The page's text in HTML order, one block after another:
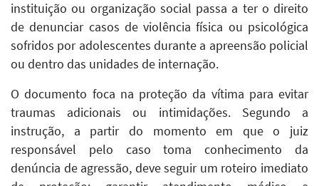
instituição ou organização social passa a ter o direito
de denunciar casos de violência física ou psicológica
sofridos por adolescentes durante a apreensão policial
ou dentro das unidades de internação.
O documento foca na proteção da vítima para evitar
traumas adicionais ou intimidações. Segundo a
instrução, a partir do momento em que o juiz
responsável pelo caso toma conhecimento da
denúncia de agressão, deve seguir um roteiro imediato